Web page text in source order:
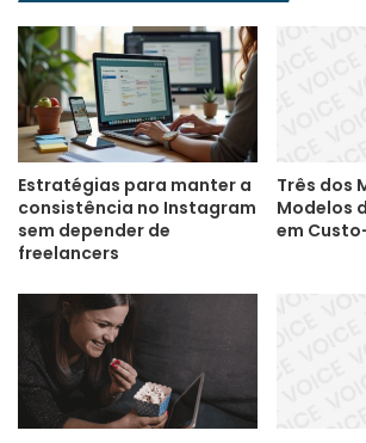
Estratégias para manter a
consistência no Instagram
sem depender de
freelancers
Três dos
Modelos
em